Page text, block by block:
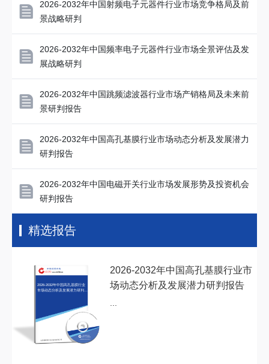
2026-2032年中国射频电子元器件行业市场竞争格局及前
景战略研判
2026-2032年中国频率电子元器件行业市场全景评估及发
展战略研判
2026-2032年中国跳频滤波器行业市场产销格局及未来前
景研判报告
2026-2032年中国高孔基膜行业市场动态分析及发展潜力
研判报告
2026-2032年中国电磁开关行业市场发展形势及投资机会
研判报告
精选报告
2026-2032年中国高孔基膜行业
市场动态分析及发展潜力研判报
2026-2032年中国高孔基膜行业市
场动态分析及发展潜力研判报告